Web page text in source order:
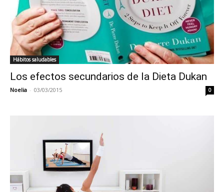
Hábitos saludables
Los efectos secundarios de la Dieta Dukan
Noelia - 03/03/2015 0